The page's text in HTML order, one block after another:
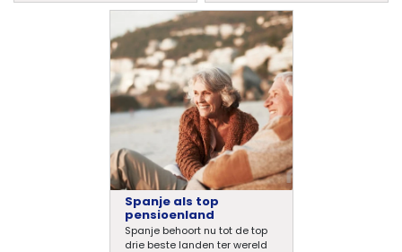
Spanje als top
pensioenland
Spanje behoort nu tot de top
drie beste landen ter wereld